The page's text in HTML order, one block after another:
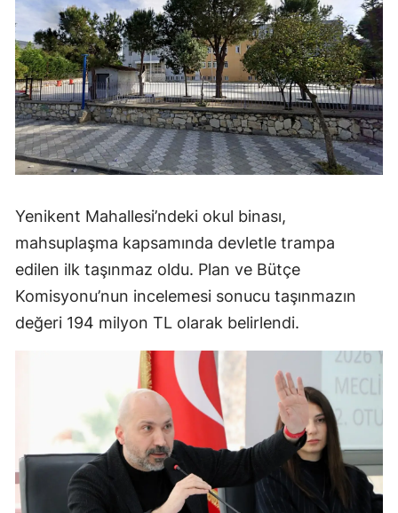
Yenikent Mahallesi’ndeki okul binası,
mahsuplaşma kapsamında devletle trampa
edilen ilk taşınmaz oldu. Plan ve Bütçe
Komisyonu’nun incelemesi sonucu taşınmazın
değeri 194 milyon TL olarak belirlendi.